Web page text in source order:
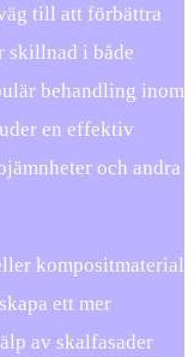
till att förbättra
skillnad i både
behandling inom
en effektiv
och andra
kompositmaterial
ett mer
av skalfasader